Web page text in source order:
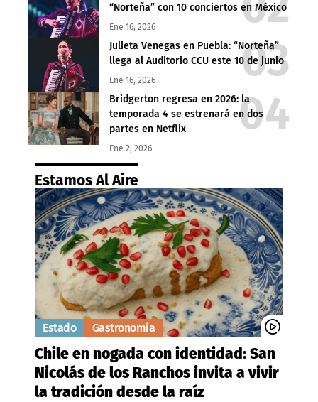
“Norteña” con 10 conciertos en México
Ene 16, 2026
Julieta Venegas en Puebla: “Norteña”
llega al Auditorio CCU este 10 de junio
Ene 16, 2026
Bridgerton regresa en 2026: la
temporada 4 se estrenará en dos
partes en Netflix
Ene 2, 2026
Estamos Al Aire
Estado Gastronomía
Chile en nogada con identidad: San
Nicolás de los Ranchos invita a vivir
la tradición desde la raíz